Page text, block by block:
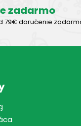
zadarmo
79€ doručenie